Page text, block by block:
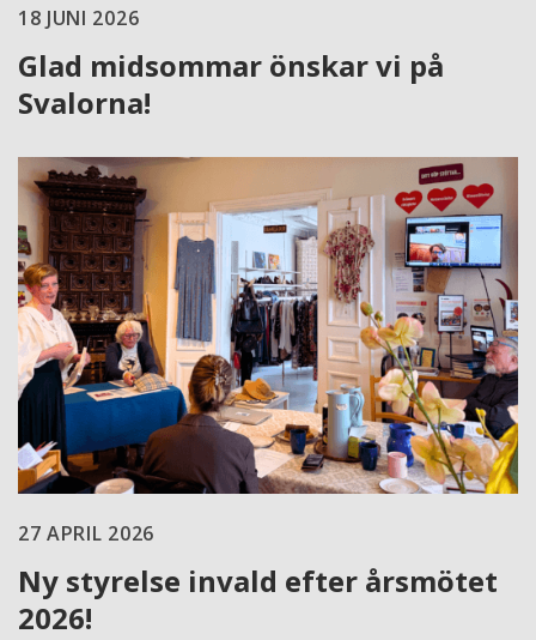
18 JUNI 2026
Glad midsommar önskar vi på
Svalorna!
27 APRIL 2026
Ny styrelse invald efter årsmötet
2026!